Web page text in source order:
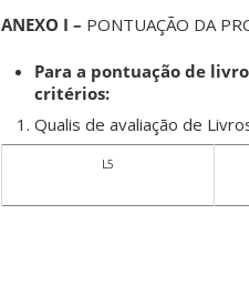
ANEXO I – PONTUAÇÃO DA
Para a pontuação de
critérios:
Qualis de avaliação de
L5